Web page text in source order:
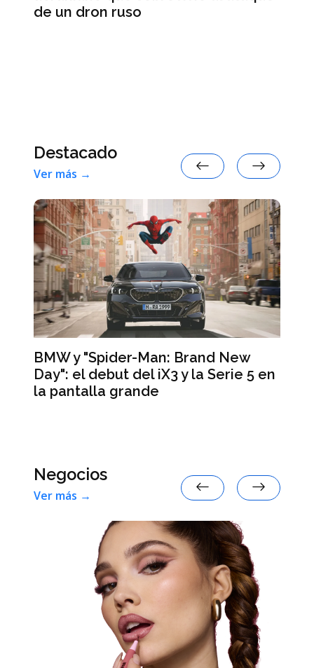
en las primarias demócratas al
Destacado
Ver más →
BMW y "Spider-Man: Brand New
Day": el debut del iX3 y la Serie 5 en
la pantalla grande
Negocios
Ver más →